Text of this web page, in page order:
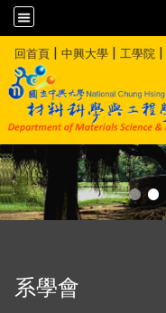
回首頁 | 中興大學 | 工學院 |
系學會